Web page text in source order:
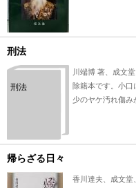
刑法
刑法
川端博 著、成文
除籍本です。小口
少のヤケ汚れ傷み
帰らざる日々
香川達夫、成文堂